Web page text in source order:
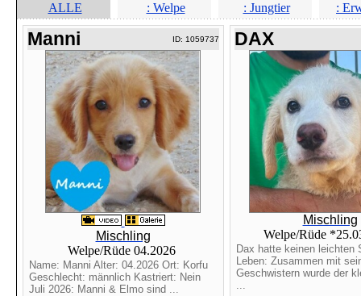
ALLE : Welpe : Jungtier :
Manni ID: 1059737
Mischling
Welpe/Rüde 04.2026
Name: Manni Alter: 04.2026 Ort: Korfu
Geschlecht: männlich Kastriert: Nein
Juli 2026: Manni & Elmo sind ...
DAX
Mischling
Welpe/Rüde
Dax hatte keinen leichten
Leben: Zusammen mit
Geschwistern wurde der
...